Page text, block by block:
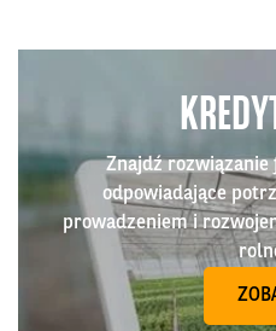
Znajdź rozwiązanie
odpowiadające
prowadzeniem i